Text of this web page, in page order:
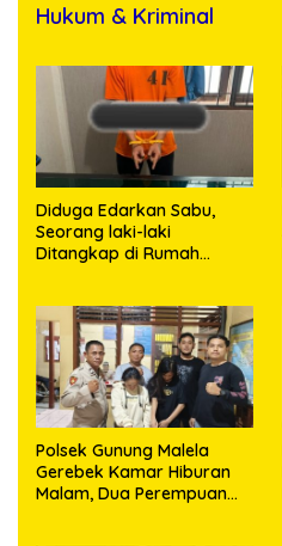
Hukum & Kriminal
Diduga Edarkan Sabu,
Seorang laki-laki
Ditangkap di Rumah
Puluhan Plastik Klip
Polsek Gunung Malela
Gerebek Kamar Hiburan
Malam, Dua Perempuan